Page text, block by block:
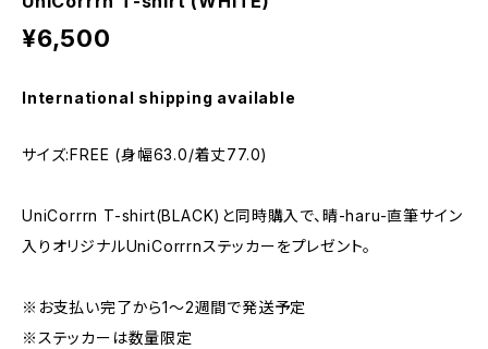
¥6,500
International shipping available
サイズ:FREE (身幅63.0/着丈77.0)
UniCorrrn T-shirt(BLACK)と同時購入で、晴-haru-直筆サイン
入りオリジナルUniCorrrnステッカーをプレゼント。
※お支払い完了から1〜2週間で発送予定
※ステッカーは数量限定